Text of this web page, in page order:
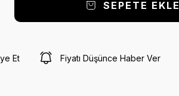
SEPETE EKLE
Et Fiyatı Düşünce Haber Ver